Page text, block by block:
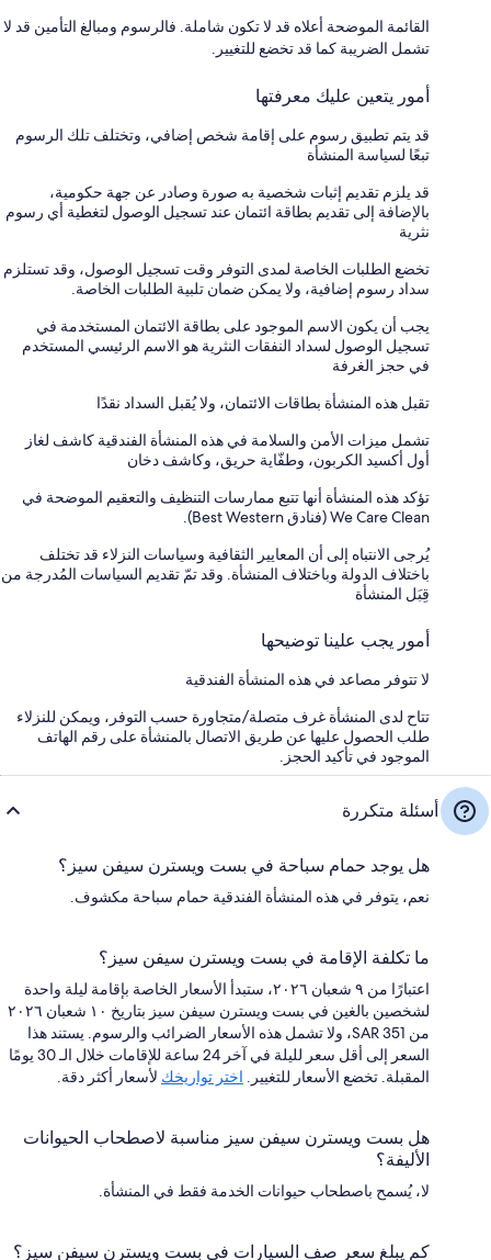
القائمة الموضحة أعلاه قد لا تكون شاملة. فالرسوم ومبالغ التأمين قد لا
تشمل الضريبة كما قد تخضع للتغيير.
أمور يتعين عليك معرفتها
قد يتم تطبيق رسوم على إقامة شخص إضافي، وتختلف تلك الرسوم
تبعًا لسياسة المنشأة
قد يلزم تقديم إثبات شخصية به صورة وصادر عن جهة حكومية،
بالإضافة إلى تقديم بطاقة ائتمان عند تسجيل الوصول لتغطية أي رسوم
نثرية
تخضع الطلبات الخاصة لمدى التوفر وقت تسجيل الوصول، وقد تستلزم
سداد رسوم إضافية، ولا يمكن ضمان تلبية الطلبات الخاصة.
يجب أن يكون الاسم الموجود على بطاقة الائتمان المستخدمة في
تسجيل الوصول لسداد النفقات النثرية هو الاسم الرئيسي المستخدم
في حجز الغرفة
تقبل هذه المنشأة بطاقات الائتمان، ولا يُقبل السداد نقدًا
تشمل ميزات الأمن والسلامة في هذه المنشأة الفندقية كاشف لغاز
أول أكسيد الكربون، وطفّاية حريق، وكاشف دخان
تؤكد هذه المنشأة أنها تتبع ممارسات التنظيف والتعقيم الموضحة في
We Care Clean (فنادق Best Western).
يُرجى الانتباه إلى أن المعايير الثقافية وسياسات النزلاء قد تختلف
باختلاف الدولة وباختلاف المنشأة. وقد تمّ تقديم السياسات المُدرجة من
قِبَل المنشأة
أمور يجب علينا توضيحها
لا تتوفر مصاعد في هذه المنشأة الفندقية
تتاح لدى المنشأة غرف متصلة/متجاورة حسب التوفر، ويمكن للنزلاء
طلب الحصول عليها عن طريق الاتصال بالمنشأة على رقم الهاتف
الموجود في تأكيد الحجز.
أسئلة متكررة
هل يوجد حمام سباحة في بست ويسترن سيفن سيز؟
نعم، يتوفر في هذه المنشأة الفندقية حمام سباحة مكشوف.
ما تكلفة الإقامة في بست ويسترن سيفن سيز؟
اعتبارًا من ٩ شعبان ٢٠٢٦، ستبدأ الأسعار الخاصة بإقامة ليلة واحدة
لشخصين بالغين في بست ويسترن سيفن سيز بتاريخ ١٠ شعبان ٢٠٢٦
من SAR 351، ولا تشمل هذه الأسعار الضرائب والرسوم. يستند هذا
السعر إلى أقل سعر لليلة في آخر 24 ساعة للإقامات خلال الـ 30 يومًا
المقبلة. تخضع الأسعار للتغيير. اختر تواريخك لأسعار أكثر دقة.
هل بست ويسترن سيفن سيز مناسبة لاصطحاب الحيوانات
الأليفة؟
لا، يُسمح باصطحاب حيوانات الخدمة فقط في المنشأة.
كم يبلغ سعر صف السيارات في بست ويسترن سيفن سيز؟